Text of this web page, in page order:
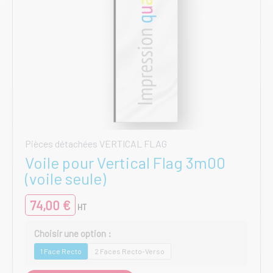
produit
Pièces détachées VERTICAL FLAG
Voile pour Vertical Flag 3m00
(voile seule)
74,00 € HT
1 Face Recto 2 Faces Recto-Verso